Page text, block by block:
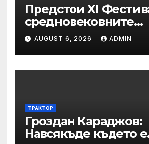
Предстои XI
средновековните
традиции, бит и
„Калето
AUGUST 6, 2026 ADMIN
ТРАКТОР
Гроздан Караджов:
Навсякъде където е